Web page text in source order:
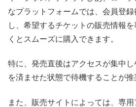
なプラットフォームでは、会員登
し、希望するチケットの販売情報
くとスムーズに購入できます。
特に、発売直後はアクセスが集中
を済ませた状態で待機することが推
また、販売サイトによっては、専